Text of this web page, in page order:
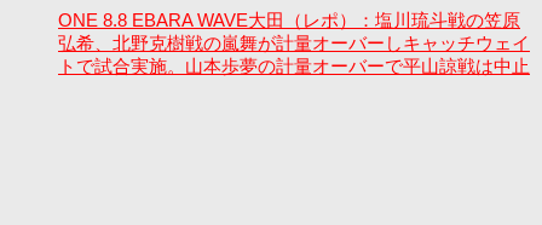
ONE 8.8 EBARA WAVE大田（レポ）：塩川琉斗戦の笠原
弘希、北野克樹戦の嵐舞が計量オーバーしキャッチウェイ
トで試合実施。山本歩夢の計量オーバーで平山諒戦は中止